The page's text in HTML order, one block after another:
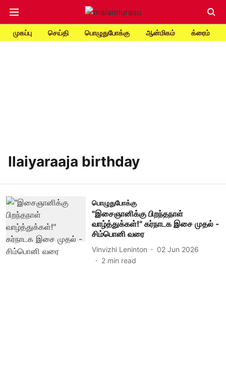
முகப்பு செய்தி பொழுதுபோக்கு ஆன்மிகம் க்ரைம்
Ilaiyaraaja birthday
பொழுதுபோக்கு
"இசைஞானிக்கு பிறந்தநாள்
வாழ்த்துக்கள்!" கர்நாடக இசை முதல் -
சிம்பொனி வரை
Vinvizhi Leninton
02 Jun 2026
2 min read